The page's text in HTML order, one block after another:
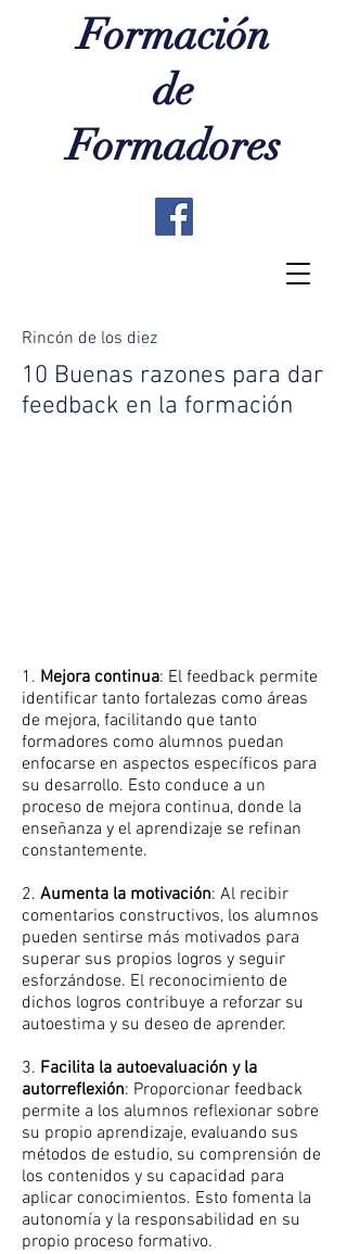
Formación
de
Formadores
Rincón de los diez
10 Buenas razones para dar
feedback en la formación
1. Mejora continua: El feedback permite
identificar tanto fortalezas como áreas
de mejora, facilitando que tanto
formadores como alumnos puedan
enfocarse en aspectos específicos para
su desarrollo. Esto conduce a un
proceso de mejora continua, donde la
enseñanza y el aprendizaje se refinan
constantemente.
2. Aumenta la motivación: Al recibir
comentarios constructivos, los alumnos
pueden sentirse más motivados para
superar sus propios logros y seguir
esforzándose. El reconocimiento de
dichos logros contribuye a reforzar su
autoestima y su deseo de aprender.
3. Facilita la autoevaluación y la
autorreflexión: Proporcionar feedback
permite a los alumnos reflexionar sobre
su propio aprendizaje, evaluando sus
métodos de estudio, su comprensión de
los contenidos y su capacidad para
aplicar conocimientos. Esto fomenta la
autonomía y la responsabilidad en su
propio proceso formativo.